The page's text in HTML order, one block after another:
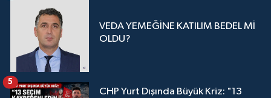
VEDA YEMEĞİNE KATILIM BEDEL Mİ
OLDU?
CHP Yurt Dışında Büyük Kriz: "13
5